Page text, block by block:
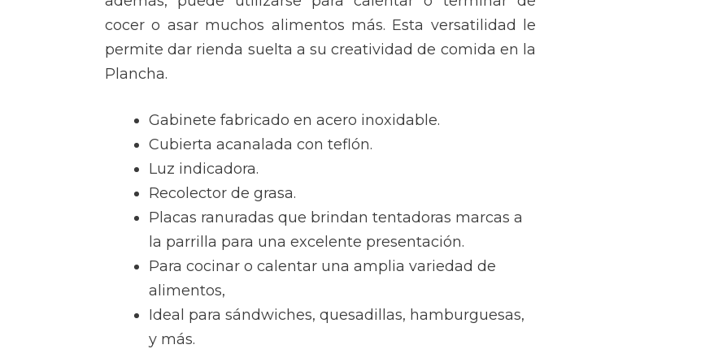
cocer o asar muchos alimentos más. Esta versatilidad le
permite dar rienda suelta a su creatividad de comida en la
Plancha.
Gabinete fabricado en acero inoxidable.
Cubierta acanalada con teflón.
Luz indicadora.
Recolector de grasa.
Placas ranuradas que brindan tentadoras marcas a
la parrilla para una excelente presentación.
Para cocinar o calentar una amplia variedad de
alimentos,
Ideal para sándwiches, quesadillas, hamburguesas,
y más.